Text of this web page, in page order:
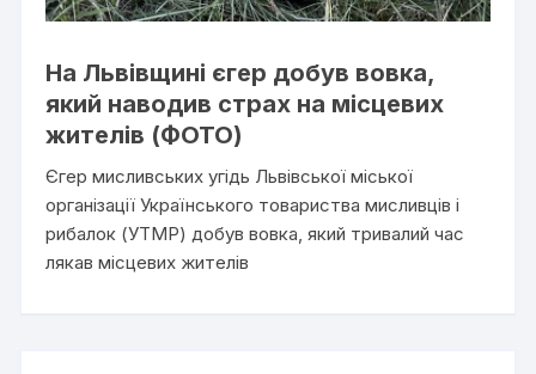
На Львівщині єгер добув вовка,
який наводив страх на місцевих
жителів (ФОТО)
Єгер мисливських угідь Львівської міської
організації Українського товариства мисливців і
рибалок (УТМР) добув вовка, який тривалий час
лякав місцевих жителів